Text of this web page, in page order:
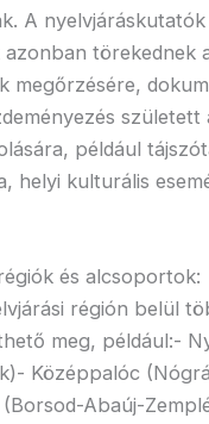
A nyelvjáráskutatók
azonban törekednek
megőrzésére,
született
például
helyi kulturális
és alcsoportok:
régión belül
meg, például:-
Középpalóc
Abaúj-